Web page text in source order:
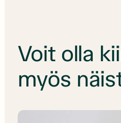
Voit olla
myös